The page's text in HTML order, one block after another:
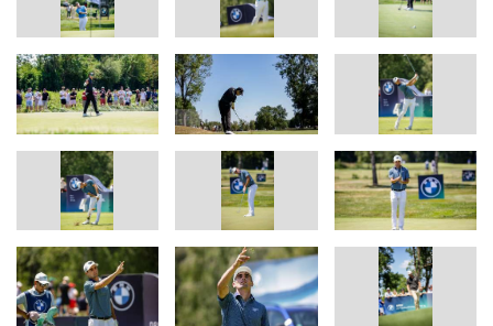
https://virtualmediacenter.com/bmwinternationalopen/
EAGLES FOR EDUCATION.
Im bisherigen Turnierverlauf notierten die Pros auf ihre
Scorekarten 49 Eagles.
Auch in diesem Jahr arbeitet die BMW Group mit ihrer Initiative
EAGLES FOR EDUCATION im Rahmen der BMW International
Open mit der Philipp Lahm Stiftung für Sport und Bildung
zusammen. Die BMW Group unterstützt die Stiftung bei der
Umsetzung der Philipp Lahm Sommercamps mit 1.000 Euro pro
gespieltem Eagle sowie vor Ort mit BMW Botschafterinnen und
Botschaftern. „Gemeinsam mit der BMW Group arbeiten wir
daran, Kinder für die Zukunft und für ihr Leben zu stärken. Kinder